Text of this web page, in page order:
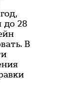
до 28
В